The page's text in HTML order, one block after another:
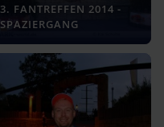
3. FANTREFFEN 2014 -
SPAZIERGANG